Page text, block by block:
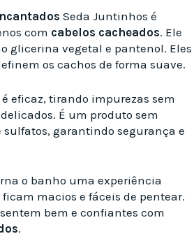
Seda Juntinhos é
com cabelos cacheados. Ele
glicerina vegetal e pantenol. Eles
os cachos de forma suave.
eficaz, tirando impurezas sem
É um produto sem
sulfatos, garantindo segurança e
o banho uma experiência
macios e fáceis de pentear.
bem e confiantes com
.